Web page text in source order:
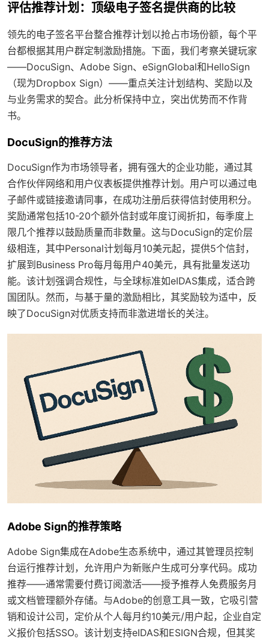
评估推荐计划：顶级电子签名提供商的比较
领先的电子签名平台整合推荐计划以抢占市场份额，每个平
台都根据其用户群定制激励措施。下面，我们考察关键玩家
——DocuSign、Adobe Sign、eSignGlobal和HelloSign
（现为Dropbox Sign）——重点关注计划结构、奖励以及
与业务需求的契合。此分析保持中立，突出优势而不作背
书。
DocuSign的推荐方法
DocuSign作为市场领导者，拥有强大的企业功能，通过其
合作伙伴网络和用户仪表板提供推荐计划。用户可以通过电
子邮件或链接邀请同事，在成功注册后获得信封使用积分。
奖励通常包括10-20个额外信封或年度订阅折扣，每季度上
限几个推荐以鼓励质量而非数量。这与DocuSign的定价层
级相连，其中Personal计划每月10美元起，提供5个信封，
扩展到Business Pro每月每用户40美元，具有批量发送功
能。该计划强调合规性，与全球标准如eIDAS集成，适合跨
国团队。然而，与基于量的激励相比，其奖励较为适中，反
映了DocuSign对优质支持而非激进增长的关注。
Adobe Sign的推荐策略
Adobe Sign集成在Adobe生态系统中，通过其管理员控制
台运行推荐计划，允许用户为新账户生成可分享代码。成功
推荐——通常需要付费订阅激活——授予推荐人免费服务月
或文档管理额外存储。与Adobe的创意工具一致，它吸引营
销和设计公司，定价从个人每月约10美元/用户起，企业自定
义报价包括SSO。该计划支持eIDAS和ESIGN合规，但其奖